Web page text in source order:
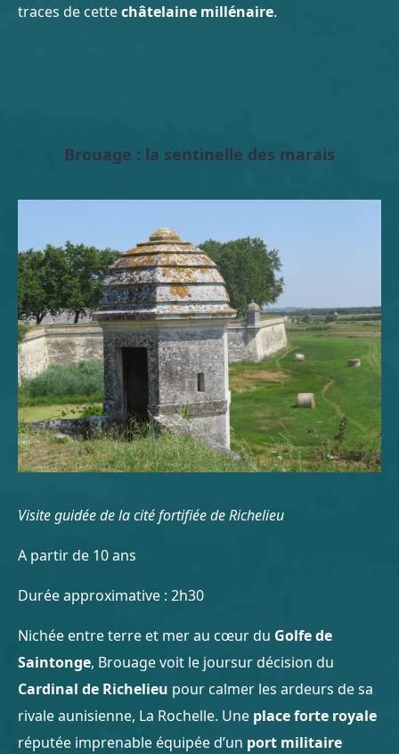
traces de cettechâtelaine millénaire.
Brouage : la sentinelle des marais
Visite guidée de la cité fortifiée de Richelieu
A partir de 10 ans
Durée approximative : 2h30
Nichée entre terre et mer au cœur du Golfe de
Saintonge, Brouage voit le joursur décision du
Cardinal de Richelieu pour calmer les ardeurs de sa
rivale aunisienne, La Rochelle. Une place forte royale
réputée imprenable équipée d’un port militaire